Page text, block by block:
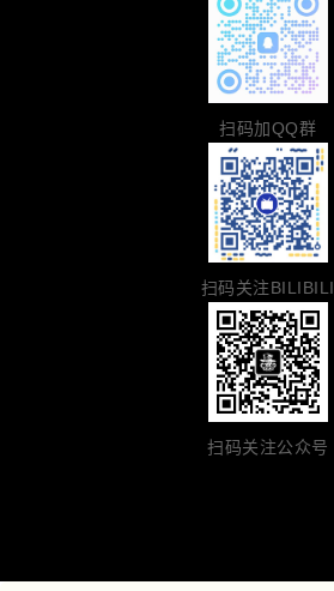
扫码加QQ群
扫码关注BILIBILI
扫码关注公众号